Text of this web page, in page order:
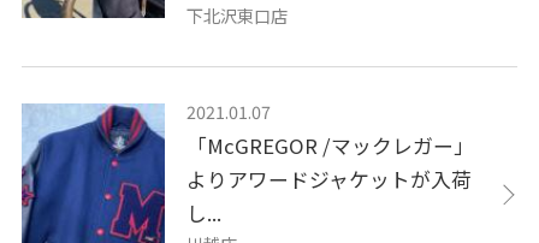
下北沢東口店
2021.01.07
「McGREGOR /マックレガー」
よりアワードジャケットが入荷
し...